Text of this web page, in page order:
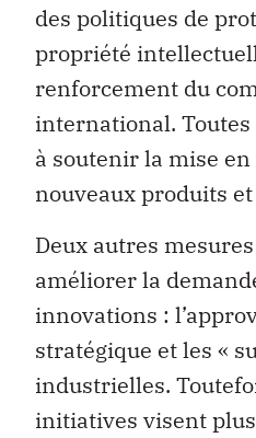
des politiques de
propriété
renforcement du
international.
à soutenir la mise
nouveaux produits
Deux autres
améliorer la
innovations :
stratégique et les «
industrielles.
initiatives visent